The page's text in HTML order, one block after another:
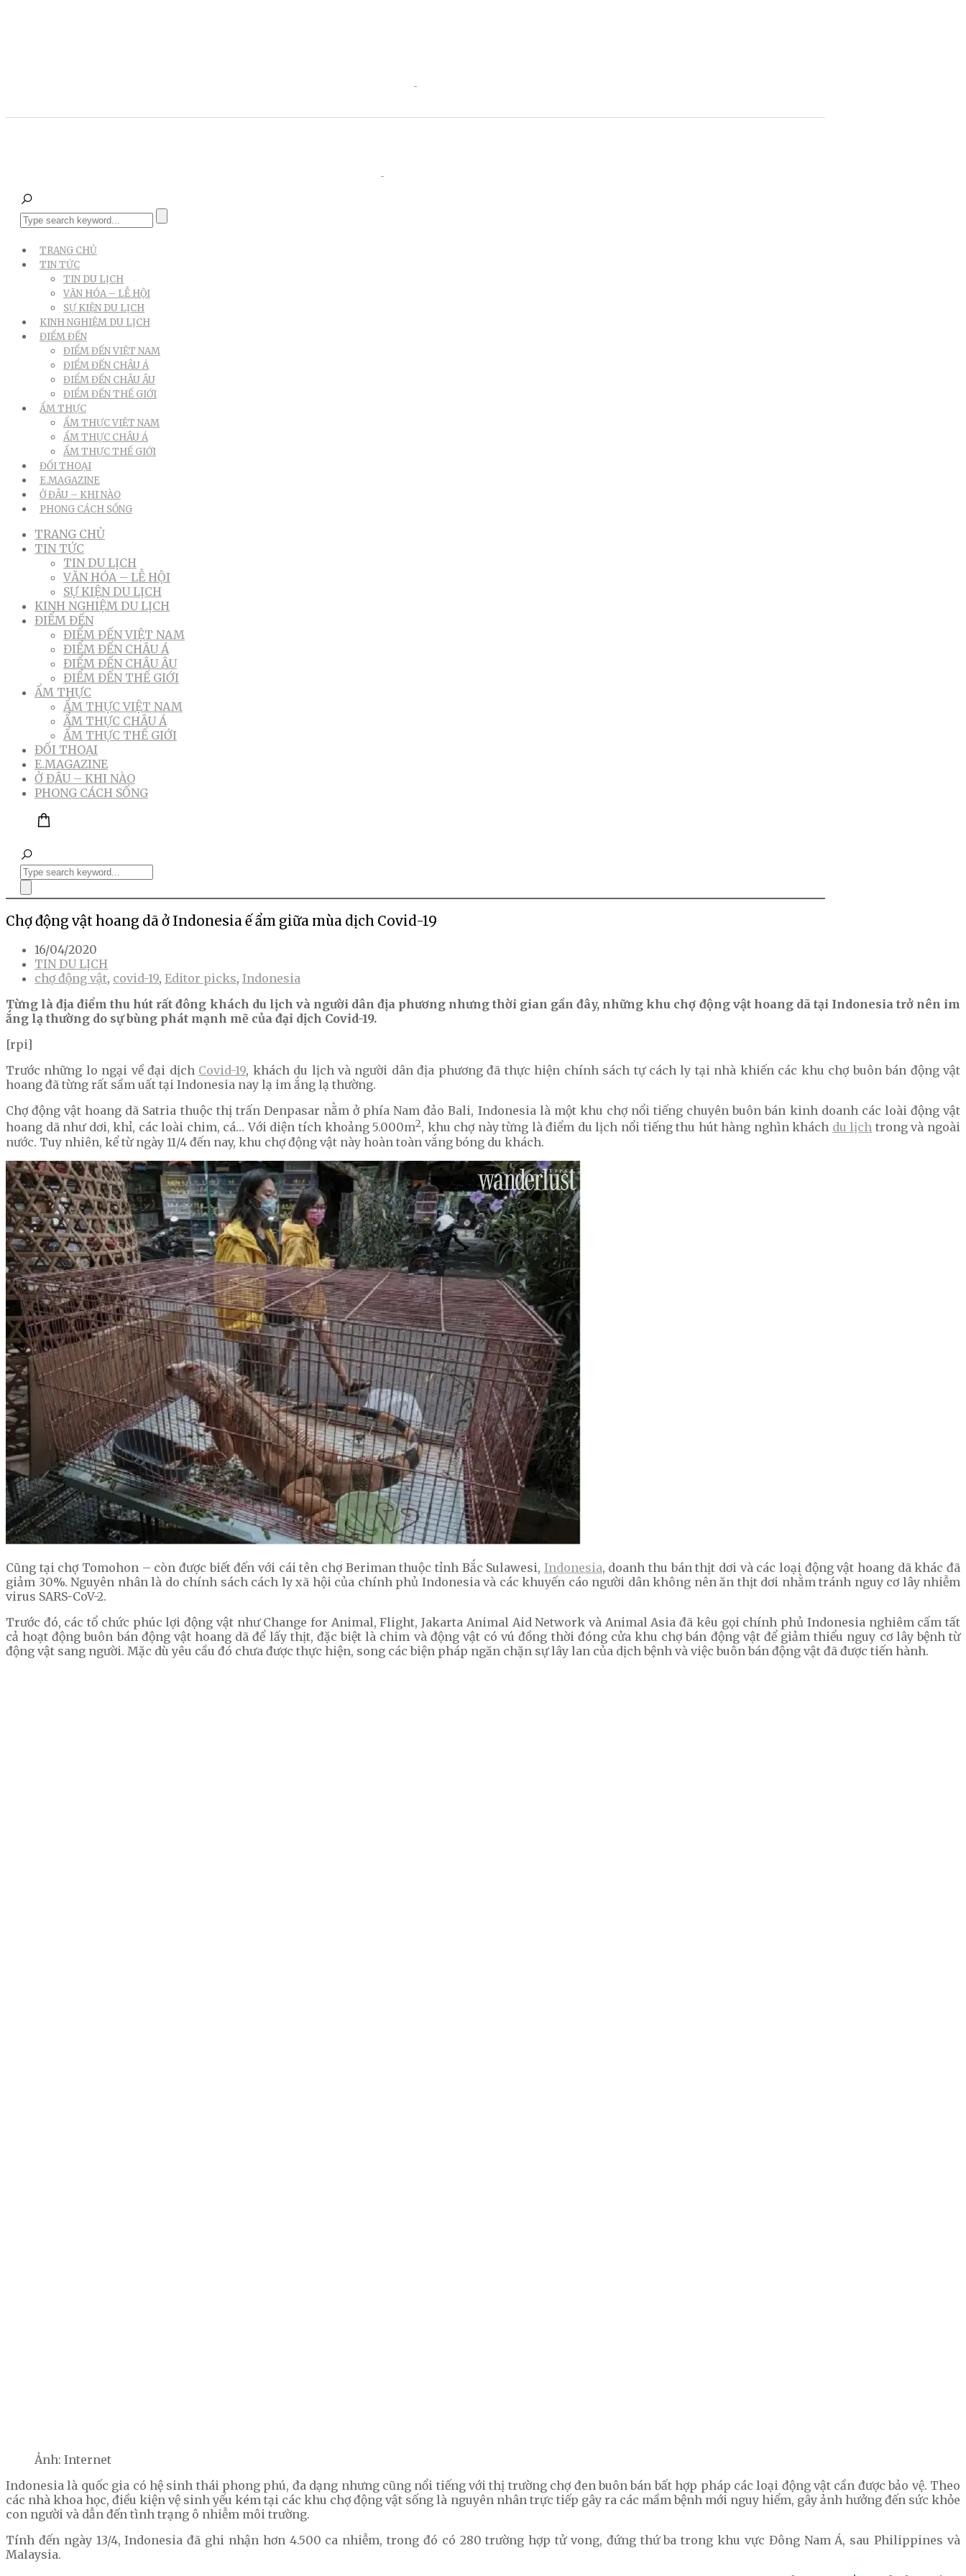
TRANG CHỦ
TIN TỨC
TIN DU LỊCH
VĂN HÓA – LỄ HỘI
SỰ KIỆN DU LỊCH
KINH NGHIỆM DU LỊCH
ĐIỂM ĐẾN
ĐIỂM ĐẾN VIỆT NAM
ĐIỂM ĐẾN CHÂU Á
ĐIỂM ĐẾN CHÂU ÂU
ĐIỂM ĐẾN THẾ GIỚI
ẨM THỰC
ẨM THỰC VIỆT NAM
ẨM THỰC CHÂU Á
ẨM THỰC THẾ GIỚI
ĐỐI THOẠI
E.MAGAZINE
Ở ĐÂU – KHI NÀO
PHONG CÁCH SỐNG
TRANG CHỦ
TIN TỨC
TIN DU LỊCH
VĂN HÓA – LỄ HỘI
SỰ KIỆN DU LỊCH
KINH NGHIỆM DU LỊCH
ĐIỂM ĐẾN
ĐIỂM ĐẾN VIỆT NAM
ĐIỂM ĐẾN CHÂU Á
ĐIỂM ĐẾN CHÂU ÂU
ĐIỂM ĐẾN THẾ GIỚI
ẨM THỰC
ẨM THỰC VIỆT NAM
ẨM THỰC CHÂU Á
ẨM THỰC THẾ GIỚI
ĐỐI THOẠI
E.MAGAZINE
Ở ĐÂU – KHI NÀO
PHONG CÁCH SỐNG
Chợ động vật hoang dã ở Indonesia ế ẩm giữa mùa dịch Covid-19
16/04/2020
TIN DU LỊCH
chợ động vật, covid-19, Editor picks, Indonesia
Từng là địa điểm thu hút rất đông khách du lịch và người dân địa phương nhưng thời gian gần đây, những khu chợ động vật hoang dã tại Indonesia trở nên im
ắng lạ thường do sự bùng phát mạnh mẽ của đại dịch Covid-19.
[rpi]
Trước những lo ngại về đại dịch Covid-19, khách du lịch và người dân địa phương đã thực hiện chính sách tự cách ly tại nhà khiến các khu chợ buôn bán động vật
hoang đã từng rất sầm uất tại Indonesia nay lạ im ắng lạ thường.
Chợ động vật hoang dã Satria thuộc thị trấn Denpasar nằm ở phía Nam đảo Bali, Indonesia là một khu chợ nổi tiếng chuyên buôn bán kinh doanh các loài động vật
hoang dã như dơi, khỉ, các loài chim, cá… Với diện tích khoảng 5.000m2, khu chợ này từng là điểm du lịch nổi tiếng thu hút hàng nghìn khách du lịch trong và ngoài
nước. Tuy nhiên, kể từ ngày 11/4 đến nay, khu chợ động vật này hoàn toàn vắng bóng du khách.
Cũng tại chợ Tomohon – còn được biết đến với cái tên chợ Beriman thuộc tỉnh Bắc Sulawesi, Indonesia, doanh thu bán thịt dơi và các loại động vật hoang dã khác đã
giảm 30%. Nguyên nhân là do chính sách cách ly xã hội của chính phủ Indonesia và các khuyến cáo người dân không nên ăn thịt dơi nhằm tránh nguy cơ lây nhiễm
virus SARS-CoV-2.
Trước đó, các tổ chức phúc lợi động vật như Change for Animal, Flight, Jakarta Animal Aid Network và Animal Asia đã kêu gọi chính phủ Indonesia nghiêm cấm tất
cả hoạt động buôn bán động vật hoang dã để lấy thịt, đặc biệt là chim và động vật có vú đồng thời đóng cửa khu chợ bán động vật để giảm thiểu nguy cơ lây bệnh từ
động vật sang người. Mặc dù yêu cầu đó chưa được thực hiện, song các biện pháp ngăn chặn sự lây lan của dịch bệnh và việc buôn bán động vật đã được tiến hành.
Ảnh: Internet
Indonesia là quốc gia có hệ sinh thái phong phú, đa dạng nhưng cũng nổi tiếng với thị trường chợ đen buôn bán bất hợp pháp các loại động vật cần được bảo vệ. Theo
các nhà khoa học, điều kiện vệ sinh yếu kém tại các khu chợ động vật sống là nguyên nhân trực tiếp gây ra các mầm bệnh mới nguy hiểm, gây ảnh hưởng đến sức khỏe
con người và dẫn đến tình trạng ô nhiễm môi trường.
Tính đến ngày 13/4, Indonesia đã ghi nhận hơn 4.500 ca nhiễm, trong đó có 280 trường hợp tử vong, đứng thứ ba trong khu vực Đông Nam Á, sau Philippines và
Malaysia.